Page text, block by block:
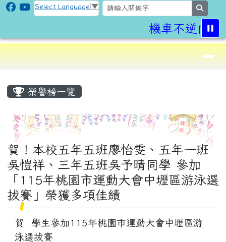
跳至主內容區
CLPS Site
Select Language ▼
機車不逆向,
⏸
導覽列
榮譽榜一覽
賀！本校五年五班廖怡雯、五年一班
吳愷祥、三年五班吳予晴同學 參加
「115年桃園市運動大會中壢區游泳選
拔賽」榮獲多項佳績
賀 學生參加115年桃園市運動大會中壢區游
泳選拔賽